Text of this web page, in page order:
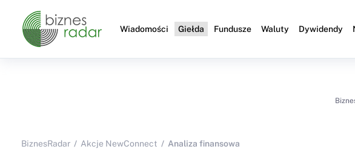
Wiadomości Giełda Fundusze Waluty Dywidendy
BiznesRadar Akcje NewConnect Analiza finansowa